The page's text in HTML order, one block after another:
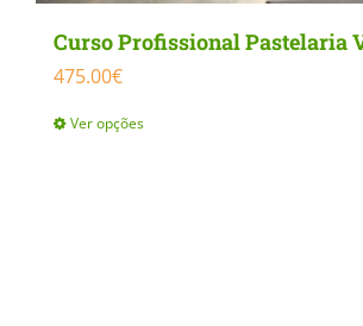
Curso Profissional Pastelaria
475.00€
Ver opções